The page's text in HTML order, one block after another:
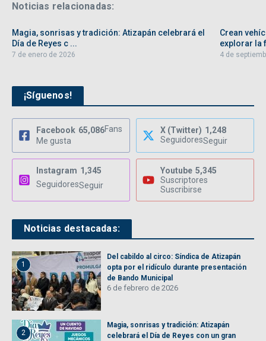
Noticias relacionadas:
Magia, sonrisas y tradición: Atizapán celebrará el
Día de Reyes c ...
7 de enero de 2026
Crean
explorar la
4 de
¡Síguenos!
Facebook 65,086Fans
Me gusta
X (Twitter) 1,248
SeguidoresSeguir
Instagram 1,345
SeguidoresSeguir
Youtube 5,345
Suscriptores
Suscribirse
Noticias destacadas:
1
Del cabildo al circo: Síndica de Atizapán
opta por el ridículo durante presentación
de Bando Municipal
6 de febrero de 2026
2
Magia, sonrisas y tradición: Atizapán
celebrará el Día de Reyes con un gran